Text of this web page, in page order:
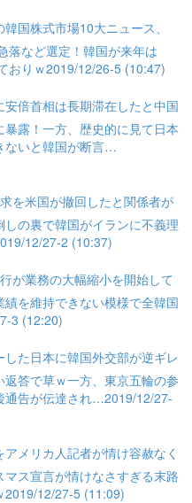
国株式市場10大ニュース、
落など選定！韓国が来年は
おりｗ2019/12/26-5 (10:47)
倍首相は長期滞在したと中国
露！一方、歴史的に見て日本
ないと韓国が断言…
を米国が撤回したと関係者が
の裏で韓国がイランに不義理
12/27-2 (10:37)
が業務の大幅縮小を開始して
を維持できない模様で全韓国
3 (12:20)
た日本に韓国外交部が逆ギレ
答で草ｗ一方、東京五輪の参
通告が伝達され…2019/12/27-
メリカ人記者が情け容赦なく
ス宣言が情けなさすぎる末路
2019/12/27-5 (11:09)